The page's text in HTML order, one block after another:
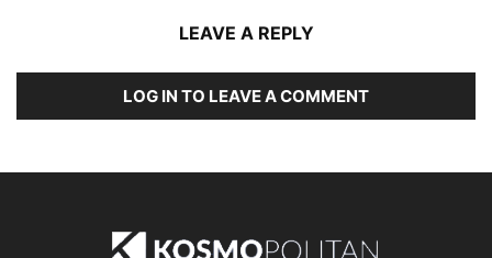
LEAVE A REPLY
LOG IN TO LEAVE A COMMENT